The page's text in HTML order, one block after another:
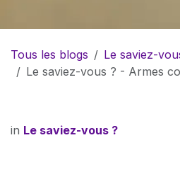
Tous les blogs
Le saviez-
Le saviez-vous ? - Armes
in Le saviez-vous ?